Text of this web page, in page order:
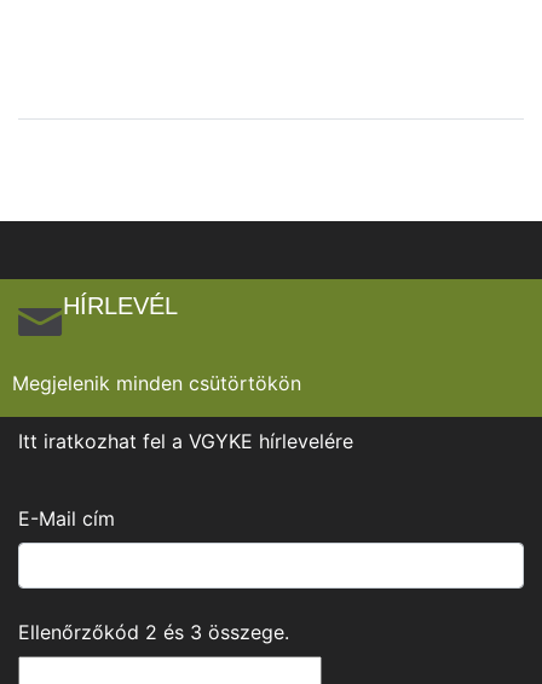
HÍRLEVÉL
Megjelenik minden csütörtökön
Itt iratkozhat fel a VGYKE hírlevelére
E-Mail cím
Ellenőrzőkód 2 és 3 összege.